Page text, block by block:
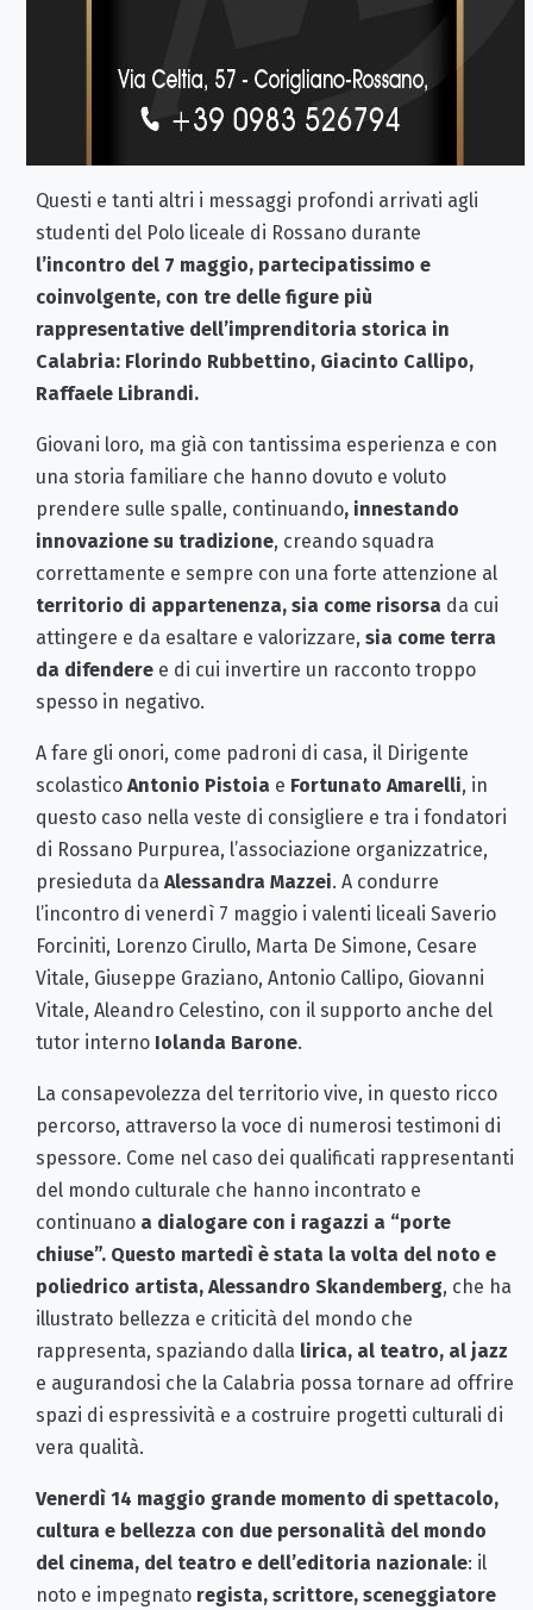
Questi e tanti altri i messaggi profondi arrivati agli
studenti del Polo liceale di Rossano durante
l’incontro del 7 maggio, partecipatissimo e
coinvolgente, con tre delle figure più
rappresentative dell’imprenditoria storica in
Calabria: Florindo Rubbettino, Giacinto Callipo,
Raffaele Librandi.
Giovani loro, ma già con tantissima esperienza e con
una storia familiare che hanno dovuto e voluto
prendere sulle spalle, continuando, innestando
innovazione su tradizione, creando squadra
correttamente e sempre con una forte attenzione al
territorio di appartenenza, sia come risorsa da cui
attingere e da esaltare e valorizzare, sia come terra
da difendere e di cui invertire un racconto troppo
spesso in negativo.
A fare gli onori, come padroni di casa, il Dirigente
scolastico Antonio Pistoia e Fortunato Amarelli, in
questo caso nella veste di consigliere e tra i fondatori
di Rossano Purpurea, l’associazione organizzatrice,
presieduta da Alessandra Mazzei. A condurre
l’incontro di venerdì 7 maggio i valenti liceali Saverio
Forciniti, Lorenzo Cirullo, Marta De Simone, Cesare
Vitale, Giuseppe Graziano, Antonio Callipo, Giovanni
Vitale, Aleandro Celestino, con il supporto anche del
tutor interno Iolanda Barone.
La consapevolezza del territorio vive, in questo ricco
percorso, attraverso la voce di numerosi testimoni di
spessore. Come nel caso dei qualificati rappresentanti
del mondo culturale che hanno incontrato e
continuano a dialogare con i ragazzi a “porte
chiuse”. Questo martedì è stata la volta del noto e
poliedrico artista, Alessandro Skandemberg, che ha
illustrato bellezza e criticità del mondo che
rappresenta, spaziando dalla lirica, al teatro, al jazz
e augurandosi che la Calabria possa tornare ad offrire
spazi di espressività e a costruire progetti culturali di
vera qualità.
Venerdì 14 maggio grande momento di spettacolo,
cultura e bellezza con due personalità del mondo
del cinema, del teatro e dell’editoria nazionale: il
noto e impegnato regista, scrittore, sceneggiatore